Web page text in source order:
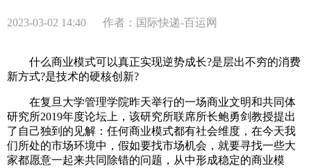
取消 确定
2023-03-02 14:40 作者：国际快递-百运网
什么商业模式可以真正实现逆势成长?是层出不穷的消费
新方式?是技术的硬核创新?
在复旦大学管理学院昨天举行的一场商业文明和共同体
研究所2019年度论坛上，该研究所联席所长鲍勇剑教授提出
了自己独到的见解：任何商业模式都有社会维度，在今天我
们所处的市场环境中，假如要找市场机会，就要寻找一些大
家都愿意一起来共同除错的问题，从中形成稳定的商业模